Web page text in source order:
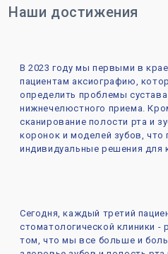
Наши достижения
В 2023 году мы первыми в
пациентам аксиографию,
определить проблемы
нижнечелюстного приема.
сканирование полости рта и
коронок и моделей зубов, что
индивидуальные решения для
Сегодня, каждый третий
стоматологической клиники -
том, что мы все больше и